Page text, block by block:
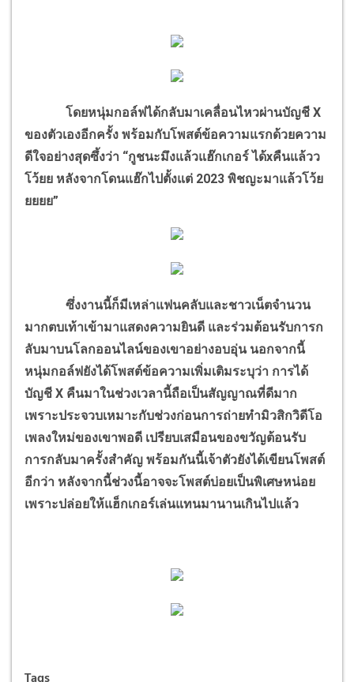
โดยหนุ่มกอล์ฟได้กลับมาเคลื่อนไหวผ่านบัญชี X
ของตัวเองอีกครั้ง พร้อมกับโพสต์ข้อความแรกด้วยความ
ดีใจอย่างสุดซึ้งว่า “กูชนะมึงแล้วแฮ๊กเกอร์ ได้xคืนแล้วว
โว้ยย หลังจากโดนแฮ๊กไปตั้งแต่ 2023 พิชญะมาแล้วโว้ย
ยยยย”
ซึ่งงานนี้ก็มีเหล่าแฟนคลับและชาวเน็ตจำนวน
มากตบเท้าเข้ามาแสดงความยินดี และร่วมต้อนรับการก
ลับมาบนโลกออนไลน์ของเขาอย่างอบอุ่น นอกจากนี้
หนุ่มกอล์ฟยังได้โพสต์ข้อความเพิ่มเติมระบุว่า การได้
บัญชี X คืนมาในช่วงเวลานี้ถือเป็นสัญญาณที่ดีมาก
เพราะประจวบเหมาะกับช่วงก่อนการถ่ายทำมิวสิกวิดีโอ
เพลงใหม่ของเขาพอดี เปรียบเสมือนของขวัญต้อนรับ
การกลับมาครั้งสำคัญ พร้อมกันนี้เจ้าตัวยังได้เขียนโพสต์
อีกว่า หลังจากนี้ช่วงนี้อาจจะโพสต์บ่อยเป็นพิเศษหน่อย
เพราะปล่อยให้แฮ็กเกอร์เล่นแทนมานานเกินไปแล้ว
Tags